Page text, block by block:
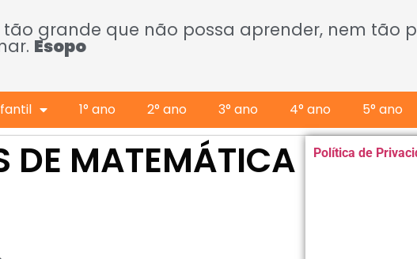
tão grande que não possa aprender, nem tão
Esopo
1° ano 2° ano 3° ano 4° ano 5° ano
DE MATEMÁTICA Política de